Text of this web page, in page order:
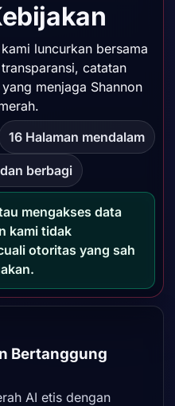
luncurkan bersama
catatan
menjaga Shannon
16 Halaman mendalam
berbagi
mengakses data
kami tidak
otoritas yang sah
Bertanggung
AI etis dengan